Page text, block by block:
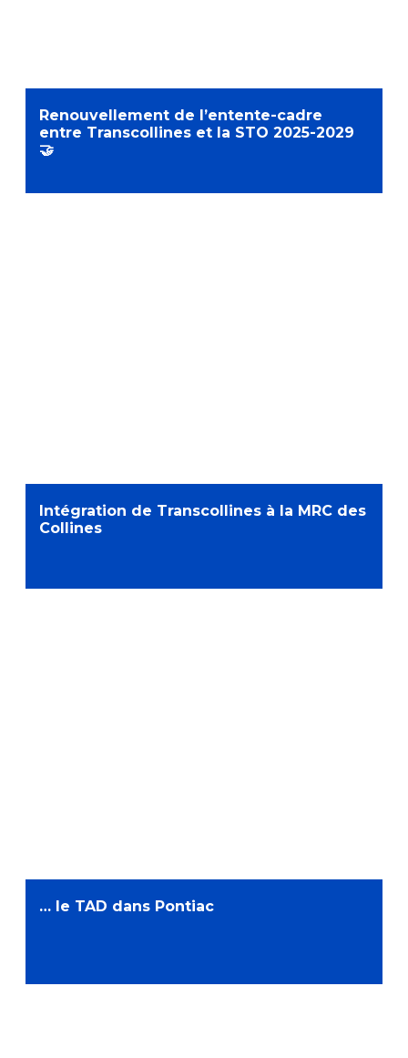
Renouvellement de l’entente-cadre
entre Transcollines et la STO 2025-2029
🤝
Intégration de Transcollines à la MRC des
Collines
… le TAD dans Pontiac